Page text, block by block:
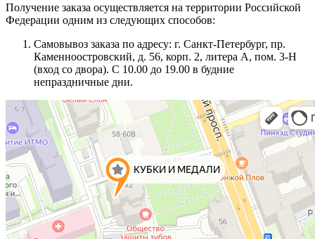
Получение заказа осуществляется на территории Российской
Федерации одним из следующих способов:
Самовывоз заказа по адресу: г. Санкт-Петербург, пр.
Каменноостровский, д. 56, корп. 2, литера А, пом. 3-Н
(вход со двора). С 10.00 до 19.00 в будние
непраздничные дни.